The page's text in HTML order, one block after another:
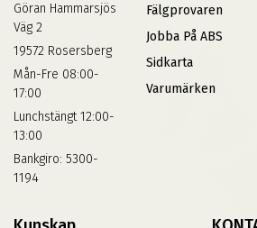
Göran Hammarsjös
Väg 2
19572 Rosersberg
Mån-Fre 08:00-
17:00
Lunchstängt 12:00-
13:00
Bankgiro: 5300-
1194
Fälgprovaren
Jobba På ABS
Sidkarta
Varumärken